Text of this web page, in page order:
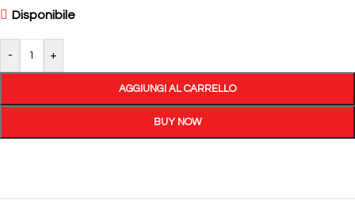
Disponibile
- +
AGGIUNGI AL CARRELLO
BUY NOW